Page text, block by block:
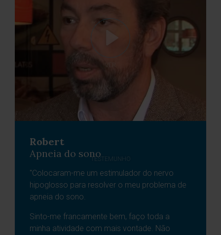
Robert
Apneia do sono
"Colocaram-me um estimulador do nervo
hipoglosso para resolver o meu problema de
apneia do sono.
Sinto-me francamente bem, faço toda a
minha atividade com mais vontade. Não
TESTEMUNHO